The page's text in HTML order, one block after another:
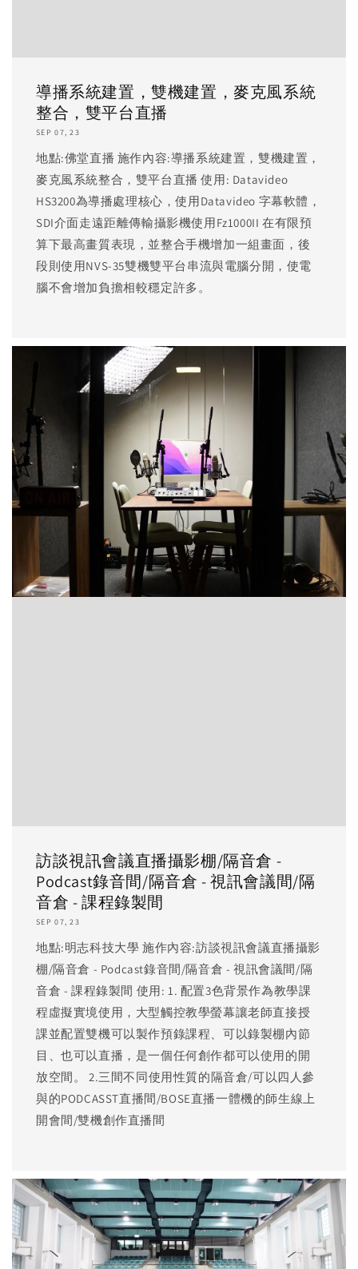
導播系統建置，雙機建置，麥克風系統
整合，雙平台直播
SEP 07, 23
地點:佛堂直播 施作內容:導播系統建置，雙機建置，
麥克風系統整合，雙平台直播 使用: Datavideo
HS3200為導播處理核心，使用Datavideo 字幕軟體，
SDI介面走遠距離傳輸攝影機使用Fz1000II 在有限預
算下最高畫質表現，並整合手機增加一組畫面，後
段則使用NVS-35雙機雙平台串流與電腦分開，使電
腦不會增加負擔相較穩定許多。 ​
訪談視訊會議直播攝影棚/隔音倉 -
Podcast錄音間/隔音倉 - 視訊會議間/隔
音倉 - 課程錄製間
SEP 07, 23
地點:明志科技大學 施作內容:訪談視訊會議直播攝影
棚/隔音倉 - Podcast錄音間/隔音倉 - 視訊會議間/隔
音倉 - 課程錄製間 使用: 1. 配置3色背景作為教學課
程虛擬實境使用，大型觸控教學螢幕讓老師直接授
課並配置雙機可以製作預錄課程、可以錄製棚內節
目、也可以直播，是一個任何創作都可以使用的開
放空間。 2.三間不同使用性質的隔音倉/可以四人參
與的PODCASST直播間/BOSE直播一體機的師生線上
開會間/雙機創作直播間